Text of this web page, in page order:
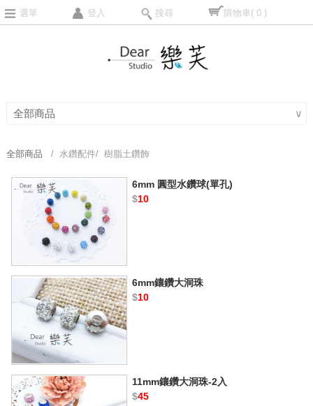
選單 登入 搜尋 購物車( 0 )
全部商品 ∨
全部商品 / 水鑽配件/ 樹脂土鑽飾
6mm 圓型水鑽球(單孔)
$10
6mm鑲鑽大洞珠
$10
11mm鑲鑽大洞珠-2入
$45